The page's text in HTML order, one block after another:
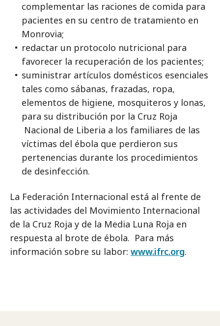
complementar las raciones de comida para
pacientes en su centro de tratamiento en
Monrovia;
redactar un protocolo nutricional para
favorecer la recuperación de los pacientes;
suministrar artículos domésticos esenciales
tales como sábanas, frazadas, ropa,
elementos de higiene, mosquiteros y lonas,
para su distribución por la Cruz Roja
Nacional de Liberia a los familiares de las
víctimas del ébola que perdieron sus
pertenencias durante los procedimientos
de desinfección.
La Federación Internacional está al frente de
las actividades del Movimiento Internacional
de la Cruz Roja y de la Media Luna Roja en
respuesta al brote de ébola. Para más
información sobre su labor: www.ifrc.org.